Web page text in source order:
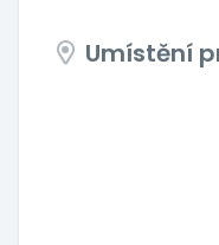
Umístění